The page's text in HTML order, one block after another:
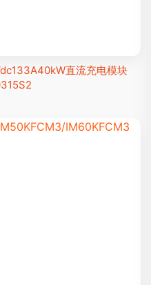
直流充电模块